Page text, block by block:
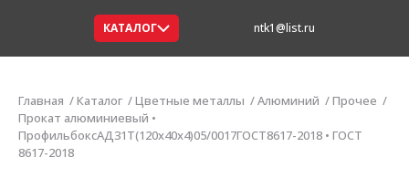
КАТАЛОГ ntk1@list.ru
Главная Каталог Цветные металлы Алюминий
Прочее
Прокат алюминиевый •
ПрофильбоксАД31Т(120х40х4)05/0017ГОСТ8617-2018 • ГОСТ
8617-2018